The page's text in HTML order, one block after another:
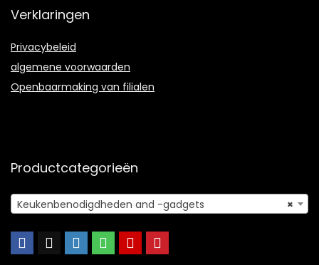
Verklaringen
Privacybeleid
algemene voorwaarden
Openbaarmaking van filialen
Productcategorieën
×
Keukenbenodigdheden and -gadgets